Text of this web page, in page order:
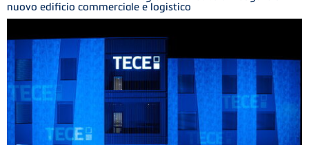
nuovo edificio commerciale e logistico